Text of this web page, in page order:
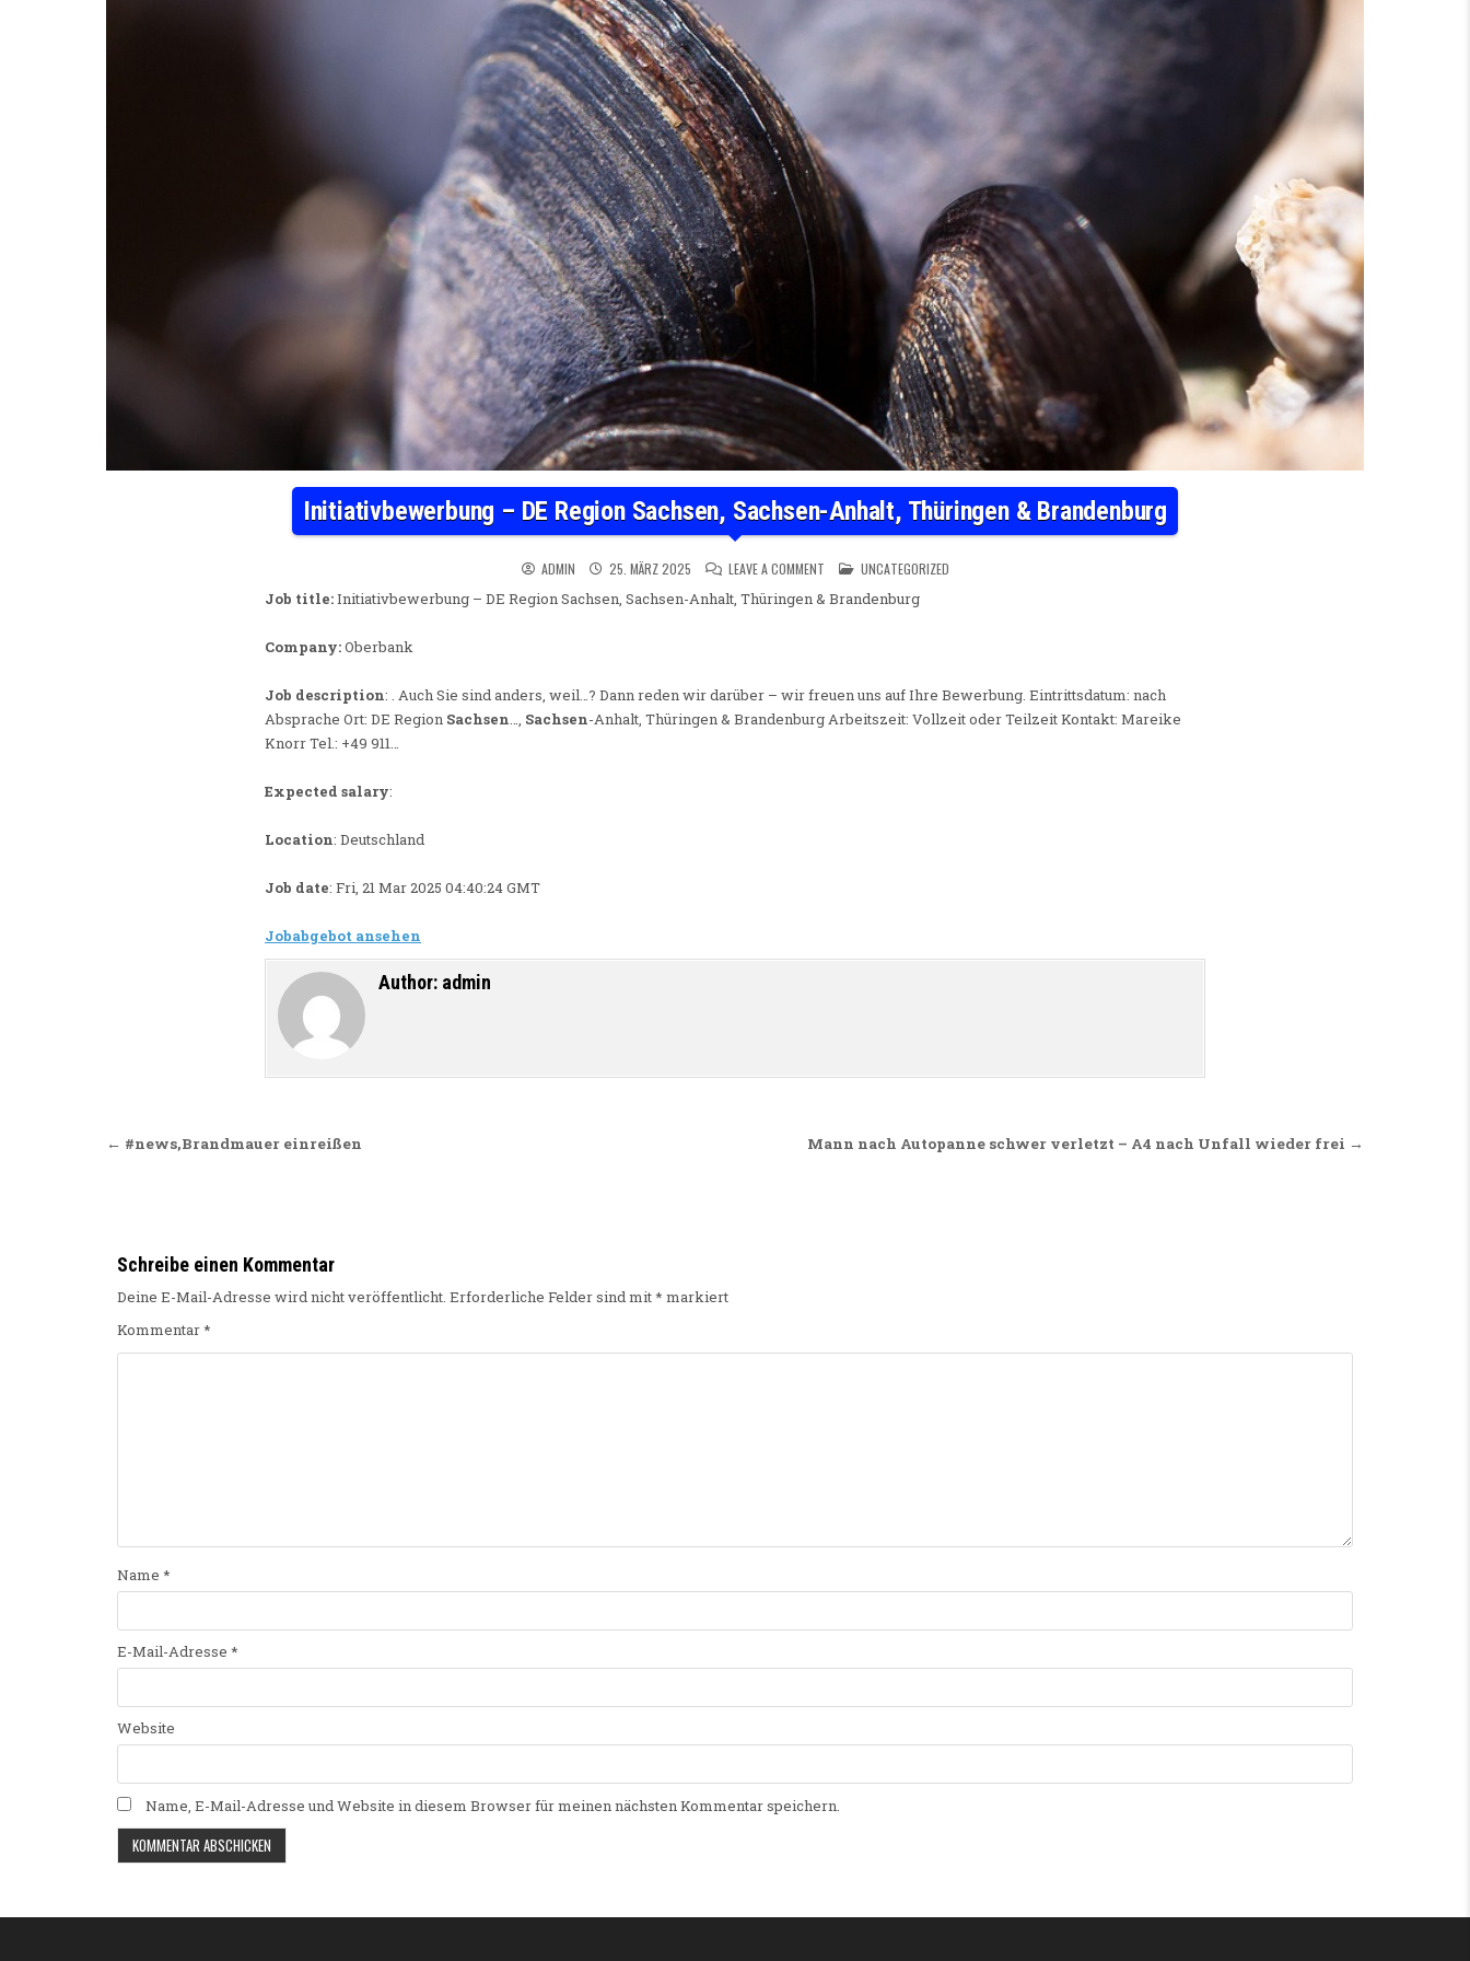
Initiativbewerbung – DE Region Sachsen, Sachsen-Anhalt, Thüringen & Brandenburg
ADMIN 25. MÄRZ 2025 LEAVE A COMMENTON INITIATIVBEWERBUNG – DE REGION SACHSEN, SACHSEN-ANHALT, THÜRINGEN & BRANDENBURG
POSTED IN
UNCATEGORIZED
Job title:Initiativbewerbung – DE Region Sachsen, Sachsen-Anhalt, Thüringen & Brandenburg
Company:Oberbank
Job description: . Auch Sie sind anders, weil…? Dann reden wir darüber – wir freuen uns auf Ihre Bewerbung. Eintrittsdatum: nach
Absprache Ort: DE Region Sachsen…, Sachsen-Anhalt, Thüringen & Brandenburg Arbeitszeit: Vollzeit oder Teilzeit Kontakt: Mareike
Knorr Tel.: +49 911…
Expected salary:
Location: Deutschland
Job date: Fri, 21 Mar 2025 04:40:24 GMT
Jobabgebot ansehen
Author: admin
Beitragsnavigation Mann nach Autopanne schwer verletzt – A4 nach Unfall wieder frei →
← #news,Brandmauer einreißen
Schreibe einen Kommentar
Deine E-Mail-Adresse wird nicht veröffentlicht. Erforderliche Felder sind mit* markiert
Kommentar*
Name *
E-Mail-Adresse *
Website
Name, E-Mail-Adresse und Website in diesem Browser für meinen nächsten Kommentar speichern.